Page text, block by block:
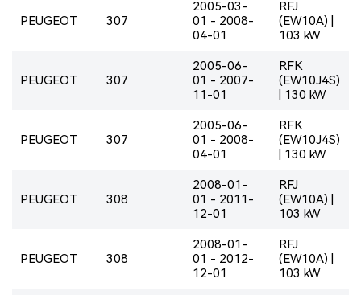
PEUGEOT 307
2005-03-
01 - 2008-
04-01
RFJ
(EW10A) |
103 kW
PEUGEOT 307
2005-06-
01 - 2007-
11-01
RFK
(EW10J4S)
| 130 kW
PEUGEOT 307
2005-06-
01 - 2008-
04-01
RFK
(EW10J4S)
| 130 kW
PEUGEOT 308
2008-01-
01 - 2011-
12-01
RFJ
(EW10A) |
103 kW
PEUGEOT 308
2008-01-
01 - 2012-
12-01
RFJ
(EW10A) |
103 kW